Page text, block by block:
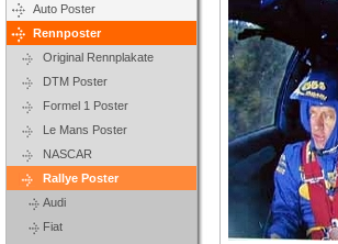
Auto Poster
Rennposter
Original Rennplakate
DTM Poster
Formel 1 Poster
Le Mans Poster
NASCAR
Rallye Poster
Audi
Fiat